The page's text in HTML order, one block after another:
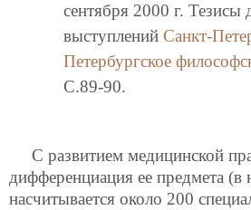
сентября 2000 г. Тезисы
выступлений Санкт-
Петербургское
C.89-90.
С развитием медицинской
дифференциация ее предмета (в
насчитывается около 200